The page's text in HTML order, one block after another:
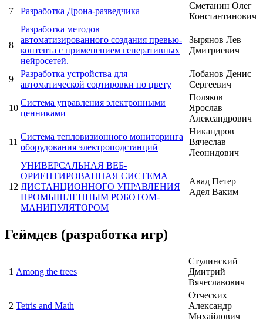
7 Разработка Дрона-разведчика
Сметанин Олег
Константинович
8
Разработка методов
автоматизированного создания превью-
контента с применением генеративных
нейросетей.
Зырянов Лев
Дмитриевич
9
Разработка устройства для
автоматической сортировки по цвету
Лобанов Денис
Сергеевич
10
Система управления электронными
ценниками
Поляков
Ярослав
Александрович
11
Система тепловизионного мониторинга
оборудования электроподстанций
Никандров
Вячеслав
Леонидович
12
УНИВЕРСАЛЬНАЯ ВЕБ-
ОРИЕНТИРОВАННАЯ СИСТЕМА
ДИСТАНЦИОННОГО УПРАВЛЕНИЯ
ПРОМЫШЛЕННЫМ РОБОТОМ-
МАНИПУЛЯТОРОМ
Авад Петер
Адел Ваким
Геймдев (разработка игр)
1 Among the trees
Стулинский
Дмитрий
Вячеславович
2 Tetris and Math
Отческих
Александр
Михайлович